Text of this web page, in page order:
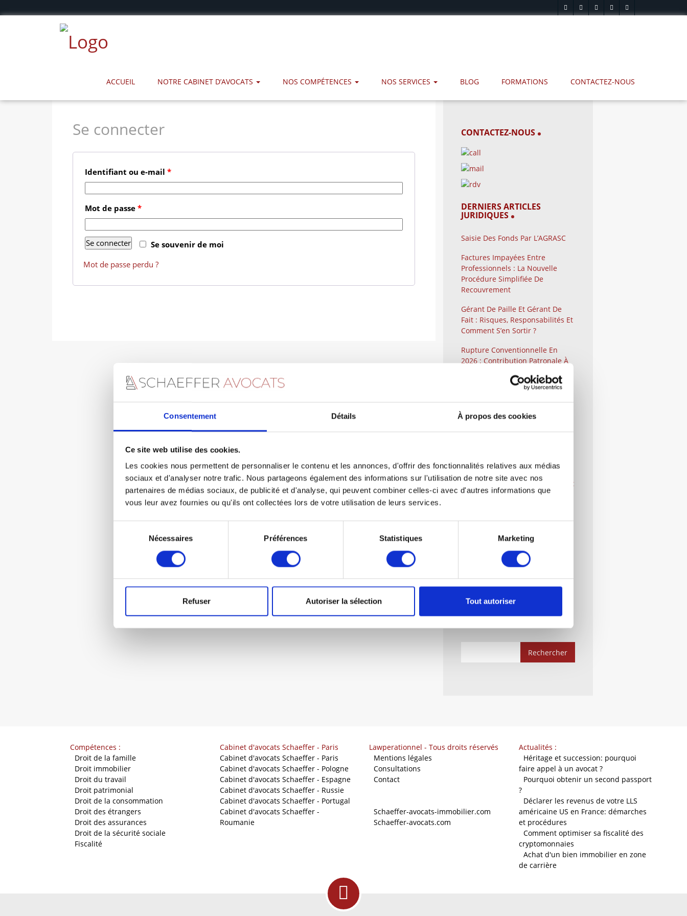
Consentement Détails À propos des cookies
Ce site web utilise des cookies.
Les cookies nous permettent de personnaliser le contenu et les annonces, d'offrir des fonctionnalités relatives aux médias
sociaux et d'analyser notre trafic. Nous partageons également des informations sur l'utilisation de notre site avec nos
partenaires de médias sociaux, de publicité et d'analyse, qui peuvent combiner celles-ci avec d'autres informations que
vous leur avez fournies ou qu'ils ont collectées lors de votre utilisation de leurs services.
consentement
Nécessaires Préférences Statistiques Marketing
Refuser Autoriser la sélection Tout autoriser
ACCUEIL NOTRE CABINET D’AVOCATS NOS COMPÉTENCES NOS SERVICES BLOG FORMATIONS CONTACTEZ-NOUS
Se connecter
Identifiant ou e-mail *
Mot de passe *
Se souvenir de moi
Se connecter
Mot de passe perdu ?
CONTACTEZ-NOUS
DERNIERS ARTICLES
JURIDIQUES
Saisie Des Fonds Par L’AGRASC
Factures Impayées Entre
Professionnels : La Nouvelle
Procédure Simplifiée De
Recouvrement
Gérant De Paille Et Gérant De
Fait : Risques, Responsabilités Et
Comment S’en Sortir ?
Rupture Conventionnelle En
2026 : Contribution Patronale À
Comment Contester Un Refus,
Un Retrait Ou Un Retard De
Versement D’une Aide Publique
Lorsque Vous Êtes Une
Entreprise ?
La Conciliation ?
Créer Une Société: Démarches Et
Documents Indispensables
Démarches Et Documents
Indispensables
Rachat D’une Société En
Liquidation Judiciaire : Guide
Complet
EI, SARL, SAS, SCI…
Compétences :
Droit de la famille
Droit immobilier
Droit du travail
Droit patrimonial
Droit de la consommation
Droit des étrangers
Droit des assurances
Droit de la sécurité sociale
Fiscalité
Cabinet d'avocats Schaeffer - Paris
Cabinet d'avocats Schaeffer - Paris
Cabinet d'avocats Schaeffer - Pologne
Cabinet d'avocats Schaeffer - Espagne
Cabinet d'avocats Schaeffer - Russie
Cabinet d'avocats Schaeffer - Portugal
Cabinet d'avocats Schaeffer -
Roumanie
Lawperationnel - Tous droits réservés
Mentions légales
Consultations
Contact
Schaeffer-avocats-immobilier.com
Schaeffer-avocats.com
Actualités :
Héritage et succession: pourquoi
faire appel à un avocat ?
Pourquoi obtenir un second passport
?
Déclarer les revenus de votre LLS
américaine US en France: démarches
et procédures
Comment optimiser sa fiscalité des
cryptomonnaies
Achat d'un bien immobilier en zone
de carrière